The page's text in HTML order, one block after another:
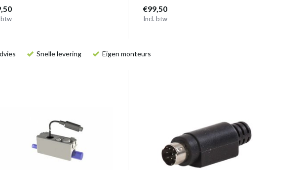
btw
€99,50
Incl. btw
Snelle levering Eigen monteurs